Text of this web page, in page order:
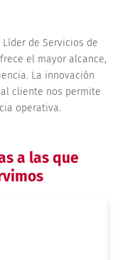
Líder de Servicios de
el mayor alcance,
La innovación
cliente nos permite
operativa.
a las que